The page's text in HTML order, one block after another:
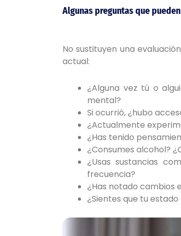
Algunas preguntas que
No sustituyen una
actual:
¿Alguna vez tú o
mental?
Si ocurrió, ¿hubo
¿Actualmente
¿Has tenido
¿Consumes alcohol?
¿Usas sustancias
frecuencia?
¿Has notado cambios
¿Sientes que tu